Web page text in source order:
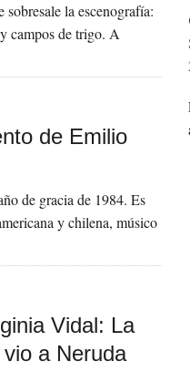
la escenografía:
campos de trigo. A
de Emilio
de gracia de 1984. Es
y chilena, músico
Vidal: La
a Neruda